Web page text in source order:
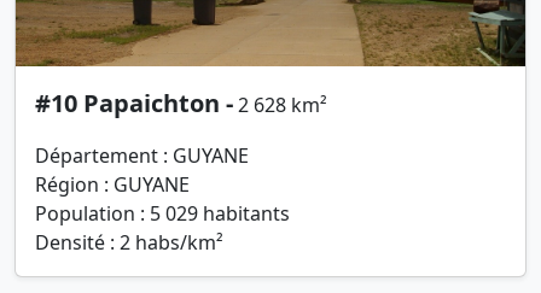
#10 Papaichton -2 628 km²
Département : GUYANE
Région : GUYANE
Population : 5 029 habitants
Densité : 2 habs/km²